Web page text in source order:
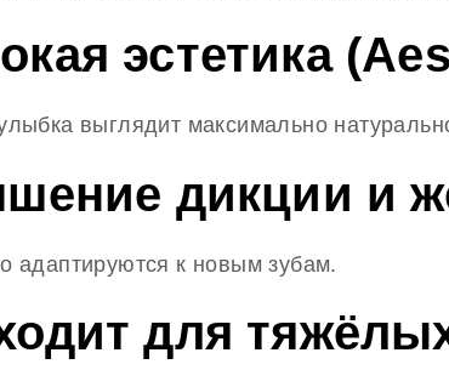
эстетика
выглядит максимально
дикции и
адаптируются к новым зубам.
для